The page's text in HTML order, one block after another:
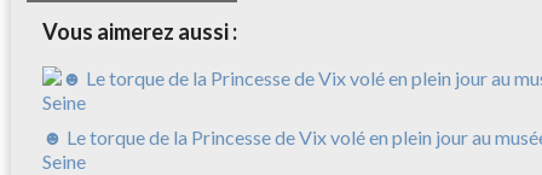
Vous aimerez aussi :
☻ Le torque de la Princesse de Vix volé en plein jour au
Seine